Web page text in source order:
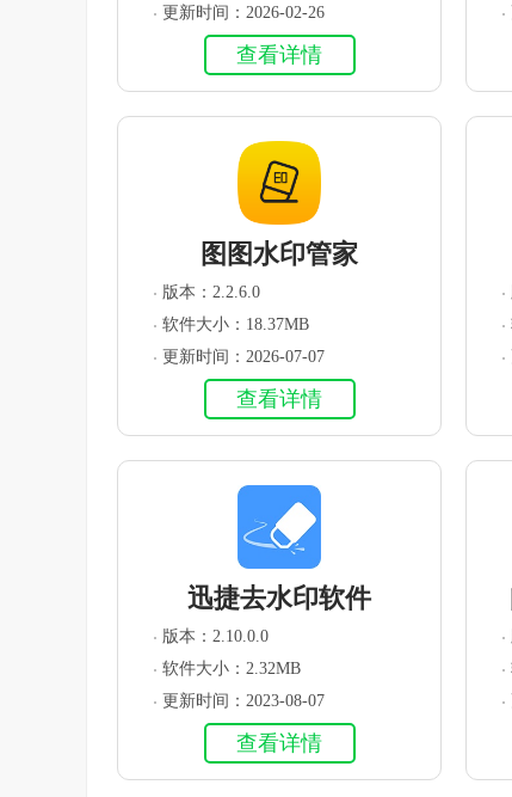
更新时间：2026-02-26
查看详情
图图水印管家
版本：2.2.6.0
软件大小：18.37MB
更新时间：2026-07-07
查看详情
迅捷去水印软件
版本：2.10.0.0
软件大小：2.32MB
更新时间：2023-08-07
查看详情